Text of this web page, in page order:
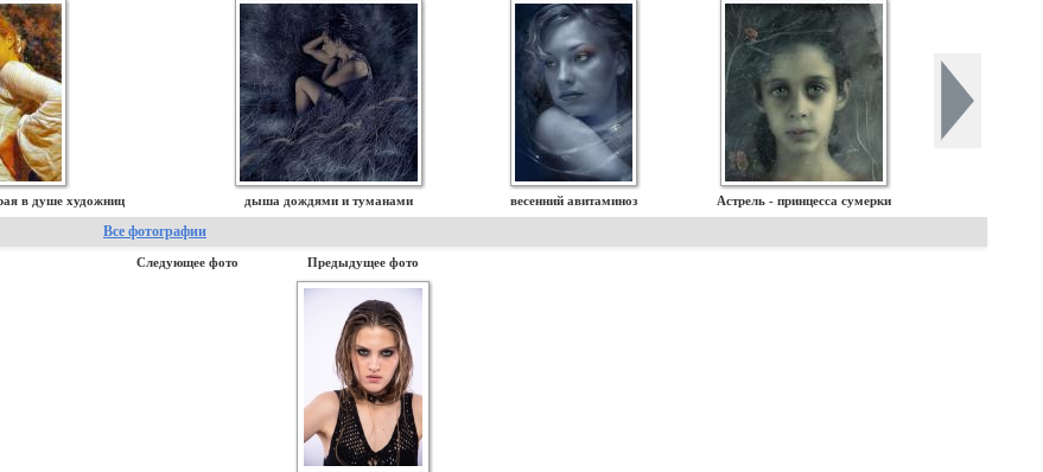
в душе художниц дыша дождями и туманами весенний авитаминоз Астрель - принцесса сумерки
Все фотографии
Следующее фото Предыдущее фото